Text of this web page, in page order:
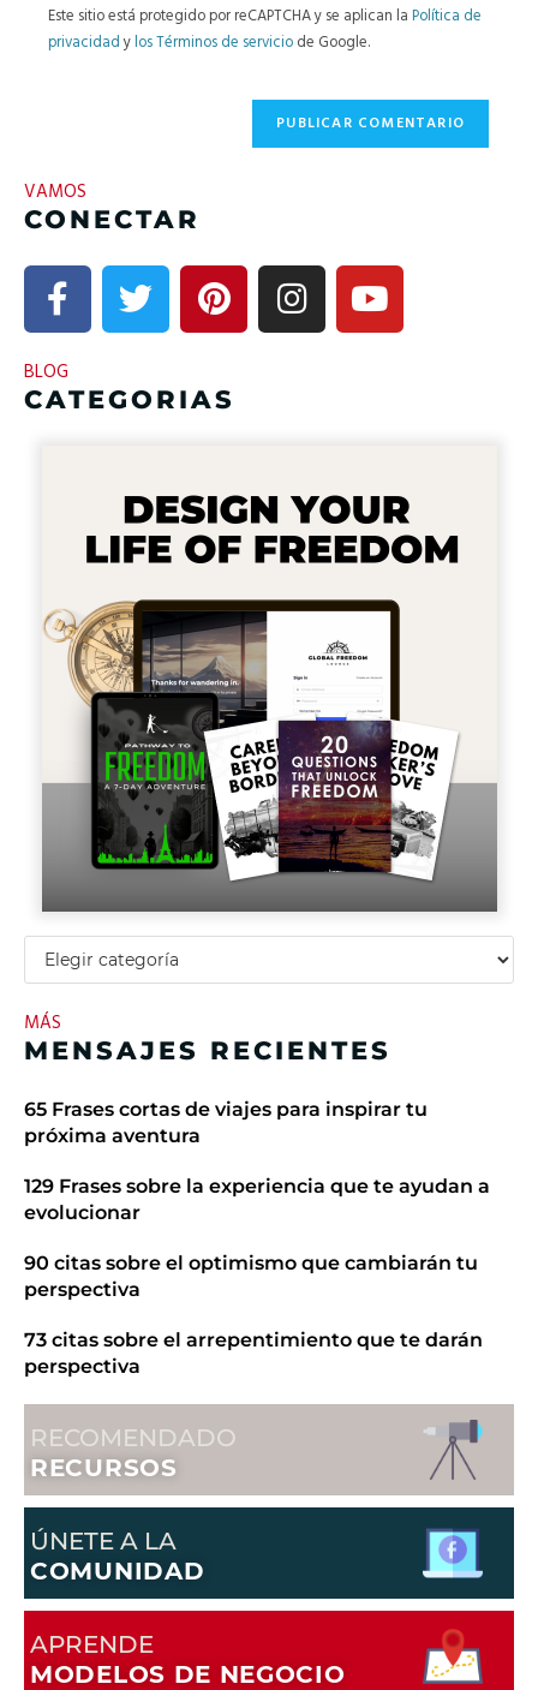
Este sitio está protegido por reCAPTCHA y se aplican la Política de
privacidadylos Términos de servicio de Google.
VAMOS
CONECTAR
BLOG
CATEGORIAS
MÁS
MENSAJES RECIENTES
65 Frases cortas de viajes para inspirar tu
próxima aventura
129 Frases sobre la experiencia que te ayudan a
evolucionar
90 citas sobre el optimismo que cambiarán tu
perspectiva
73 citas sobre el arrepentimiento que te darán
perspectiva
RECOMENDADO
RECURSOS
ÚNETE A LA
COMUNIDAD
APRENDE
MODELOS DE NEGOCIO